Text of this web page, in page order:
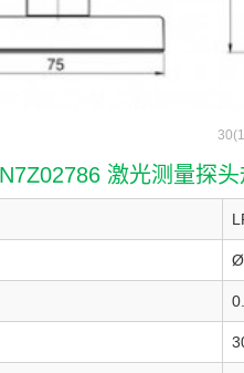
激光测量探头